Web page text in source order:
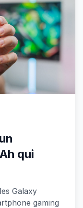
qui
Galaxy
gaming